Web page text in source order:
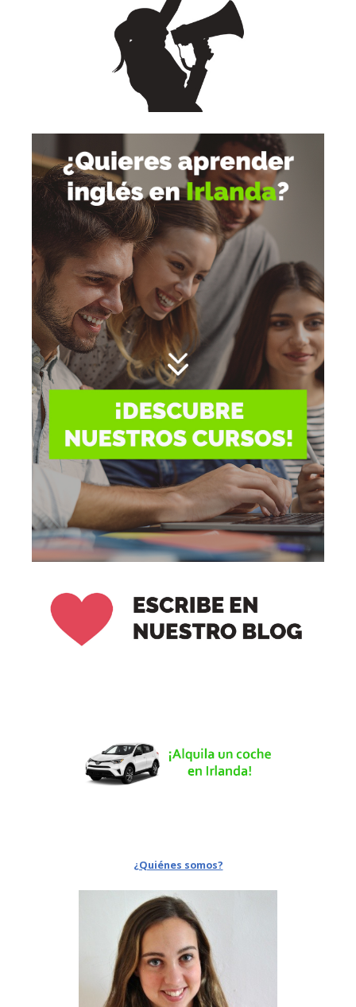
¿Quiénes somos?